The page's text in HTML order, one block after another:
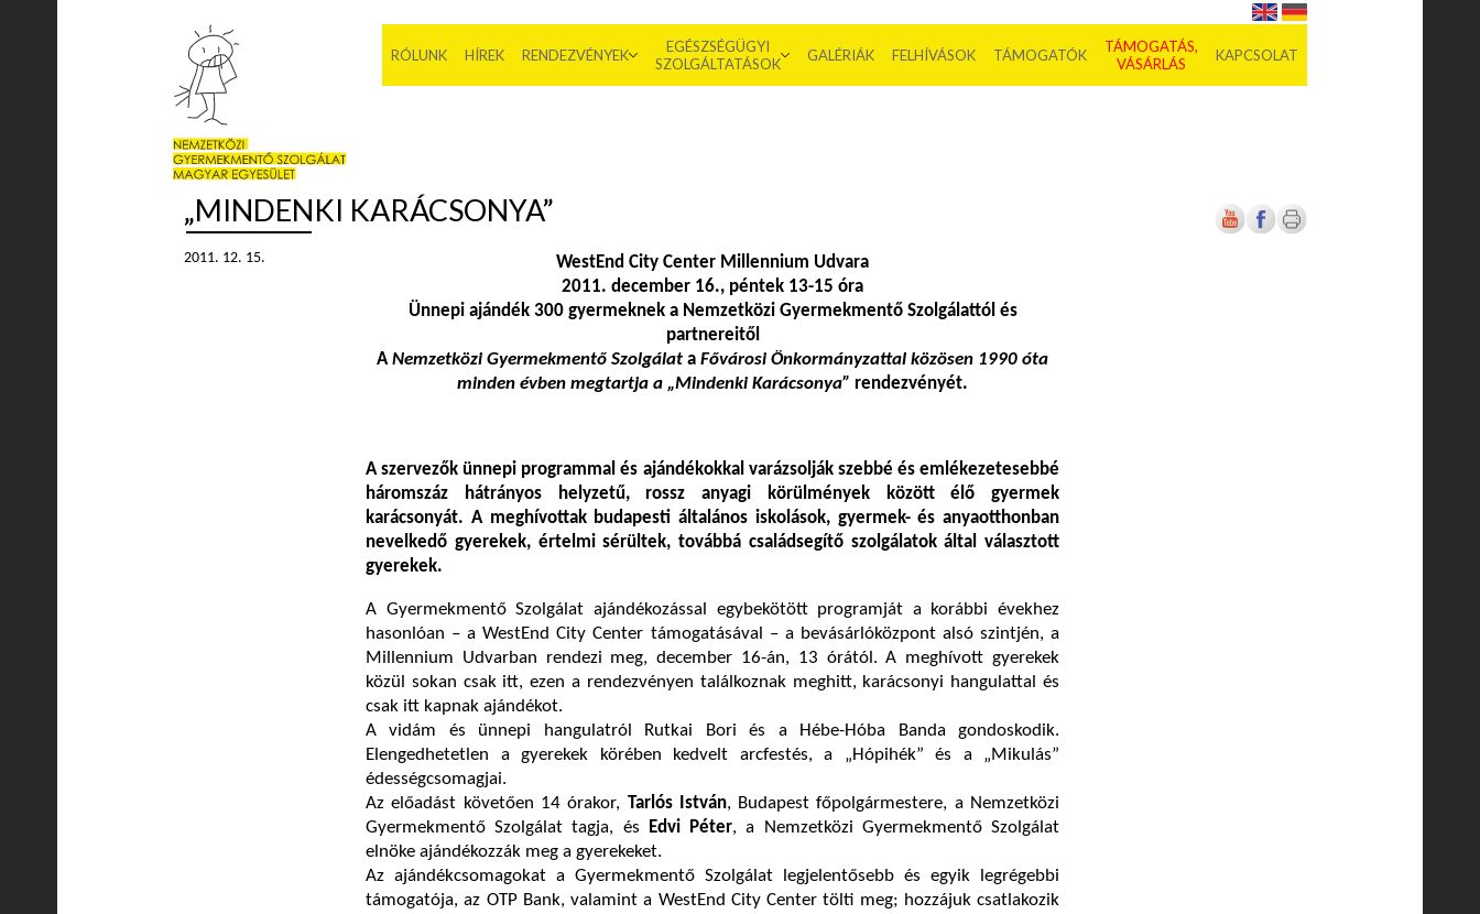
RÓLUNK HÍREK RENDEZVÉNYEK
EGÉSZSÉGÜGYI
SZOLGÁLTATÁSOK
GALÉRIÁK FELHÍVÁSOK TÁMOGATÓK
TÁMOGATÁS,
VÁSÁRLÁS
KAPCSOLAT
„MINDENKI KARÁCSONYA”
2011. 12. 15.
WestEnd City Center Millennium Udvara
2011. december 16., péntek 13-15 óra
Ünnepi ajándék 300 gyermeknek a Nemzetközi Gyermekmentő Szolgálattól és
partnereitől
ANemzetközi Gyermekmentő Szolgálat a Fővárosi Önkormányzattal közösen 1990 óta
minden évben megtartja a „Mindenki Karácsonya” rendezvényét.
A szervezők ünnepi programmal és ajándékokkal varázsolják szebbé és emlékezetesebbé
háromszáz hátrányos helyzetű, rossz anyagi körülmények között élő gyermek
karácsonyát. A meghívottak budapesti általános iskolások, gyermek- és anyaotthonban
nevelkedő gyerekek, értelmi sérültek, továbbá családsegítő szolgálatok által választott
gyerekek.
A Gyermekmentő Szolgálat ajándékozással egybekötött programját a korábbi évekhez
hasonlóan – a WestEnd City Center támogatásával – a bevásárlóközpont alsó szintjén, a
Millennium Udvarban rendezi meg, december 16-án, 13 órától. A meghívott gyerekek
közül sokan csak itt, ezen a rendezvényen találkoznak meghitt, karácsonyi hangulattal és
csak itt kapnak ajándékot.
A vidám és ünnepi hangulatról Rutkai Bori és a Hébe-Hóba Banda gondoskodik.
Elengedhetetlen a gyerekek körében kedvelt arcfestés, a „Hópihék” és a „Mikulás”
édességcsomagjai.
Az előadást követően 14 órakor, Tarlós István, Budapest főpolgármestere, a Nemzetközi
Gyermekmentő Szolgálat tagja, és
Edvi Péter, a Nemzetközi Gyermekmentő Szolgálat
elnöke ajándékozzák meg a gyerekeket.
Az ajándékcsomagokat a Gyermekmentő Szolgálat legjelentősebb és egyik legrégebbi
támogatója, az OTP Bank, valamint a WestEnd City Center tölti meg; hozzájuk csatlakozik